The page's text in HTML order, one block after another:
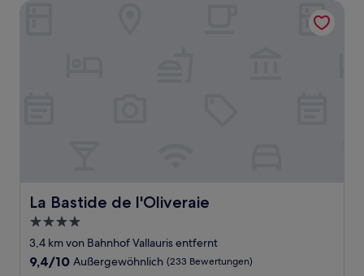
La Bastide de l'Oliveraie
La Bastide de l'Oliveraie
4.0-
Sterne-
Unterkunft
3,4 km von Bahnhof Vallauris entfernt
9.4
9,4/10 Außergewöhnlich (233 Bewertungen)